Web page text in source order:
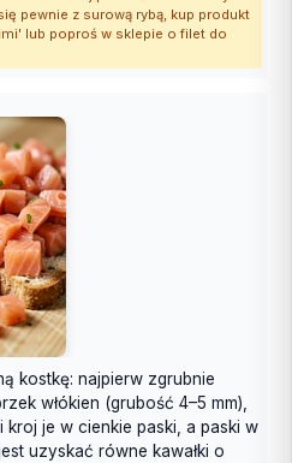
pewnie z surową rybą, kup produkt
lub poproś w sklepie o filet do
kostkę: najpierw zgrubnie
włókien (grubość 4–5 mm),
kroj je w cienkie paski, a paski w
uzyskać równe kawałki o